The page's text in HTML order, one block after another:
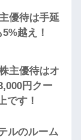
優待は手延
越え！
主優待はオ
円クー
です！
ルのルーム